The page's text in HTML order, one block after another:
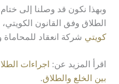
وبهذا نكون قد وصلنا إلى
الطلاق وفق القانون
كويتي شركة انعقاد للمحاماة
اقرأ المزيد عن: اجراءات
بين الخلع والطلاق.